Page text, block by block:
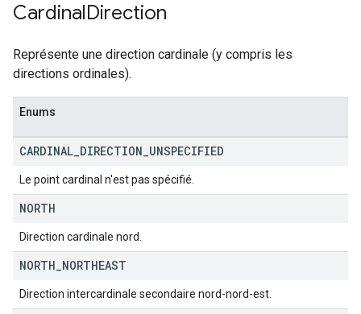
CardinalDirection
Représente une direction cardinale (y compris les
directions ordinales).
Enums
CARDINAL DIRECTION UNSPECIFIED
Le point cardinal n'est pas spécifié.
NORTH
Direction cardinale nord.
NORTH NORTHEAST
Direction intercardinale secondaire nord-nord-est.